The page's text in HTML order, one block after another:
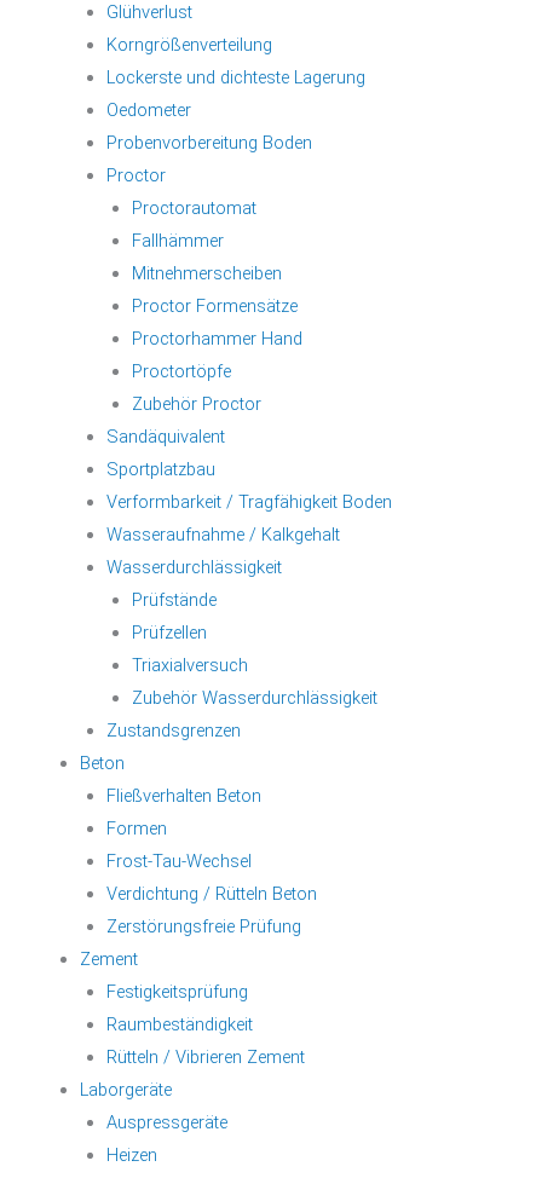
Glühverlust
Korngrößenverteilung
Lockerste und dichteste Lagerung
Oedometer
Probenvorbereitung Boden
Proctor
Proctorautomat
Fallhämmer
Mitnehmerscheiben
Proctor Formensätze
Proctorhammer Hand
Proctortöpfe
Zubehör Proctor
Sandäquivalent
Sportplatzbau
Verformbarkeit / Tragfähigkeit Boden
Wasseraufnahme / Kalkgehalt
Wasserdurchlässigkeit
Prüfstände
Prüfzellen
Triaxialversuch
Zubehör Wasserdurchlässigkeit
Zustandsgrenzen
Beton
Fließverhalten Beton
Formen
Frost-Tau-Wechsel
Verdichtung / Rütteln Beton
Zerstörungsfreie Prüfung
Zement
Festigkeitsprüfung
Raumbeständigkeit
Rütteln / Vibrieren Zement
Laborgeräte
Auspressgeräte
Heizen